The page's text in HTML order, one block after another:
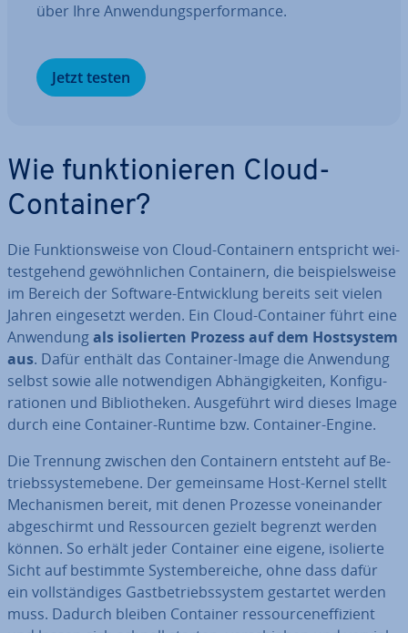
über Ihre An­wen­dungs­per­for­mance.
Jetzt testen
Wie funk­tio­nie­ren Cloud-
Container?
Die Funk­ti­ons­wei­se von Cloud-Con­tai­nern ent­spricht wei­
test­ge­hend ge­wöhn­li­chen Con­tai­nern, die bei­spiels­wei­se
im Bereich der Software-Ent­wick­lung bereits seit vielen
Jahren ein­ge­setzt werden. Ein Cloud-Container führt eine
Anwendungals iso­lier­ten Prozess auf dem Host­sys­tem
aus. Dafür enthält das Container-Image die Anwendung
selbst sowie alle not­wen­di­gen Ab­hän­gig­kei­ten, Kon­fi­gu­
ra­tio­nen und Bi­blio­the­ken. Aus­ge­führt wird dieses Image
durch eine Container-Runtime bzw. Container-Engine.
Die Trennung zwischen den Con­tai­nern entsteht auf Be­
triebs­sys­tem­ebe­ne. Der ge­mein­sa­me Host-Kernel stellt
Me­cha­nis­men bereit, mit denen Prozesse von­ein­an­der
ab­ge­schirmt und Res­sour­cen gezielt begrenzt werden
können. So erhält jeder Container eine eigene, isolierte
Sicht auf bestimmte Sys­tem­be­rei­che, ohne dass dafür
ein voll­stän­di­ges Gast­be­triebs­sys­tem gestartet werden
muss. Dadurch bleiben Container res­sour­cen­ef­fi­zi­ent